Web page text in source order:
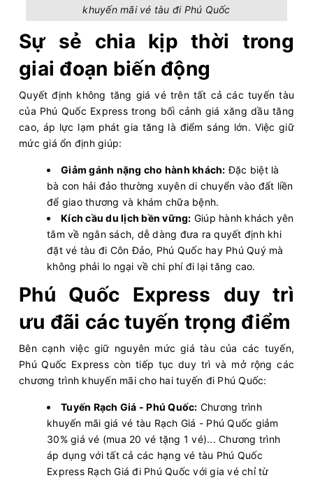
khuyến mãi vé tàu đi Phú Quốc
Sự sẻ chia kịp thời trong
giai đoạn biến động
Quyết định không tăng giá vé trên tất cả các tuyến tàu
của Phú Quốc Express trong bối cảnh giá xăng dầu tăng
cao, áp lực lạm phát gia tăng là điểm sáng lớn. Việc giữ
mức giá ổn định giúp:
Giảm gánh nặng cho hành khách: Đặc biệt là
bà con hải đảo thường xuyên di chuyển vào đất liền
để giao thương và khám chữa bệnh.
Kích cầu du lịch bền vững: Giúp hành khách yên
tâm về ngân sách, dễ dàng đưa ra quyết định khi
đặt vé tàu đi Côn Đảo, Phú Quốc hay Phú Quý mà
không phải lo ngại về chi phí đi lại tăng cao.
Phú Quốc Express duy trì
ưu đãi các tuyến trọng điểm
Bên cạnh việc giữ nguyên mức giá tàu của các tuyến,
Phú Quốc Express còn tiếp tục duy trì và mở rộng các
chương trình khuyến mãi cho hai tuyến đi Phú Quốc:
Tuyến Rạch Giá - Phú Quốc: Chương trình
khuyến mãi giá vé tàu Rạch Giá - Phú Quốc giảm
30% giá vé (mua 20 vé tặng 1 vé)... Chương trình
áp dụng với tất cả các hạng vé tàu Phú Quốc
Express Rạch Giá đi Phú Quốc với gia vé chỉ từ